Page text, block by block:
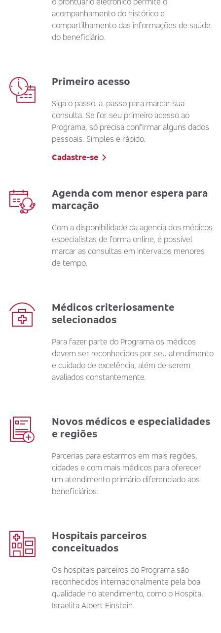
acompanhamento do histórico e
compartilhamento das informações de saúde
do beneficiário.
Primeiro acesso
Siga o passo-a-passo para marcar sua
consulta. Se for seu primeiro acesso ao
Programa, só precisa confirmar alguns dados
pessoais. Simples e rápido.
Cadastre-se
Agenda com menor espera para
marcação
Com a disponibilidade da agencia dos médicos
especialistas de forma online, é possível
marcar as consultas em intervalos menores
de tempo.
Médicos criteriosamente
selecionados
Para fazer parte do Programa os médicos
devem ser reconhecidos por seu atendimento
e cuidado de excelência, além de serem
avaliados constantemente.
Novos médicos e especialidades
e regiões
Parcerias para estarmos em mais regiões,
cidades e com mais médicos para oferecer
um atendimento primário diferenciado aos
beneficiários.
Hospitais parceiros
conceituados
Os hospitais parceiros do Programa são
reconhecidos internacionalmente pela boa
qualidade no atendimento, como o Hospital
Israelita Albert Einstein.